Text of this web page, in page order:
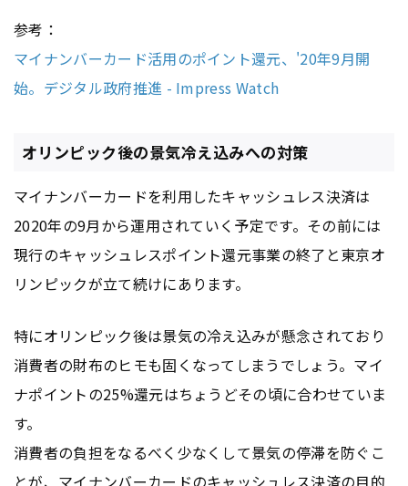
参考：
マイナンバーカード活用のポイント還元、'20年9月開
始。デジタル政府推進 - Impress Watch
オリンピック後の景気冷え込みへの対策
マイナンバーカードを利用したキャッシュレス決済は
2020年の9月から運用されていく予定です。その前には
現行のキャッシュレスポイント還元事業の終了と東京オ
リンピックが立て続けにあります。
特にオリンピック後は景気の冷え込みが懸念されており
消費者の財布のヒモも固くなってしまうでしょう。マイ
ナポイントの25%還元はちょうどその頃に合わせていま
す。
消費者の負担をなるべく少なくして景気の停滞を防ぐこ